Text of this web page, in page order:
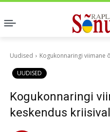
Uudised Kogukonnaringi viimane
UUDISED
Kogukonnaringi
keskendus